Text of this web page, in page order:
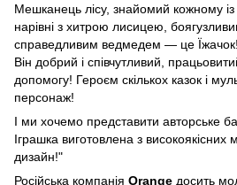
Мешканець лісу, знайомий кожному із
нарівні з хитрою лисицею,
справедливим ведмедем — це Їжачок!
Він добрий і співчутливий,
допомогу! Героєм скількох казок і
персонаж!
І ми хочемо представити авторське
Іграшка виготовлена з високоякісних
дизайн!"
Російська компанія Orange досить